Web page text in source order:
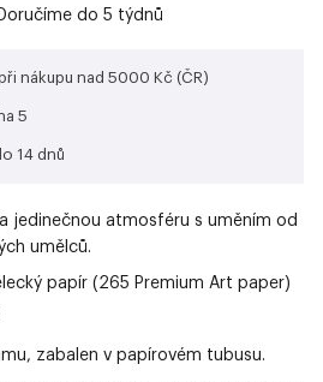
Doručíme do 5 týdnů
nákupu nad 5000 Kč (ČR)
5
14 dnů
jedinečnou atmosféru s uměním od
umělců.
papír (265 Premium Art paper)
zabalen v papírovém tubusu.